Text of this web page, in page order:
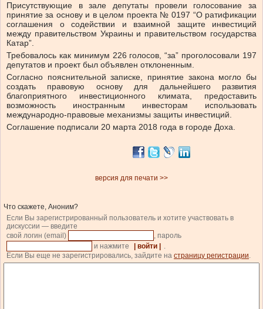
Присутствующие в зале депутаты провели голосование за
принятие за основу и в целом проекта № 0197 “О ратификации
соглашения о содействии и взаимной защите инвестиций
между правительством Украины и правительством государства
Катар”.
Требовалось как минимум 226 голосов, “за” проголосовали 197
депутатов и проект был объявлен отклоненным.
Согласно пояснительной записке, принятие закона могло бы
создать правовую основу для дальнейшего развития
благоприятного инвестиционного климата, предоставить
возможность иностранным инвесторам использовать
международно-правовые механизмы защиты инвестиций.
Соглашение подписали 20 марта 2018 года в городе Доха.
версия для печати >>
Что скажете, Аноним?
Если Вы зарегистрированный пользователь и хотите участвовать в
дискуссии — введите
свой логин (email)
, пароль
и нажмите
| войти |
.
Если Вы еще не зарегистрировались, зайдите на страницу регистрации.